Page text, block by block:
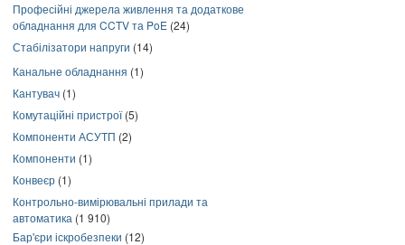
Професійні джерела живлення та додаткове
обладнання для CCTV та PoE (24)
Стабілізатори напруги (14)
Канальне обладнання (1)
Кантувач (1)
Комутаційні пристрої(5)
Компоненти АСУТП (2)
Компоненти (1)
Конвеєр (1)
Контрольно-вимірювальні прилади та
автоматика (1 910)
Бар'єри іскробезпеки (12)